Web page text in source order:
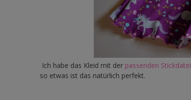
Ich habe das Kleid mit der passenden Stickdatei
so etwas ist das natürlich perfekt.